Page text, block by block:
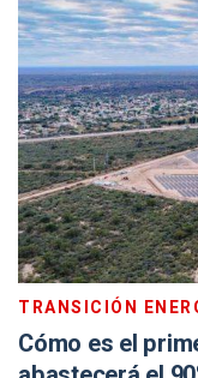
TRANSICIÓN
Cómo es el